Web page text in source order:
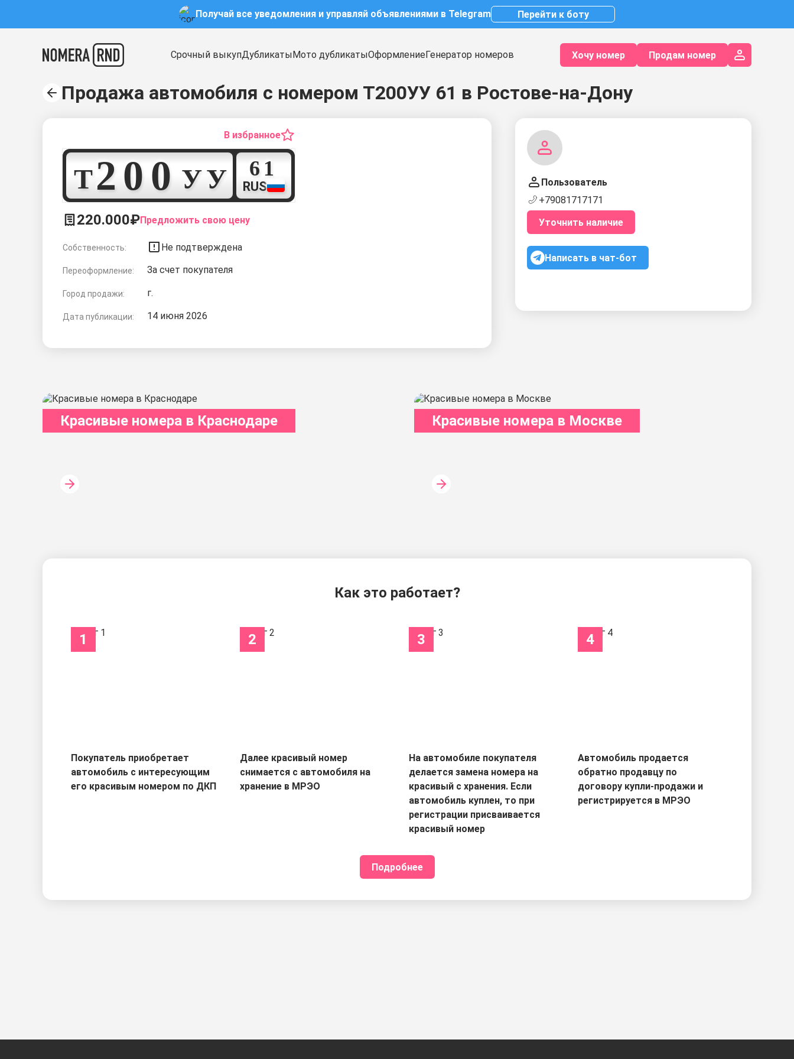
Получай все уведомления и управляй объявлениями в Telegram Перейти к боту
Срочный выкупДубликатыМото дубликатыОформлениеГенератор номеров Хочу номер Продам номер
Продажа автомобиля с номером Т200УУ 61 в Ростове-на-Дону
В избранное
Т2
0
0
УУ61
RUS
220.000₽Предложить свою цену
Собственность: Не подтверждена
Переоформление: За счет покупателя
Город продажи: г.
Дата публикации: 14 июня 2026
Пользователь
+79081717171
Уточнить наличие
Написать в чат-бот
Красивые номера в Краснодаре Красивые номера в Москве
Как это работает?
1
Покупатель приобретает
автомобиль с интересующим
его красивым номером по ДКП
2
Далее красивый номер
снимается с автомобиля на
хранение в МРЭО
3
На автомобиле покупателя
делается замена номера на
красивый с хранения. Если
автомобиль куплен, то при
регистрации присваивается
красивый номер
4
Автомобиль продается
обратно продавцу по
договору купли-продажи и
регистрируется в МРЭО
Подробнее